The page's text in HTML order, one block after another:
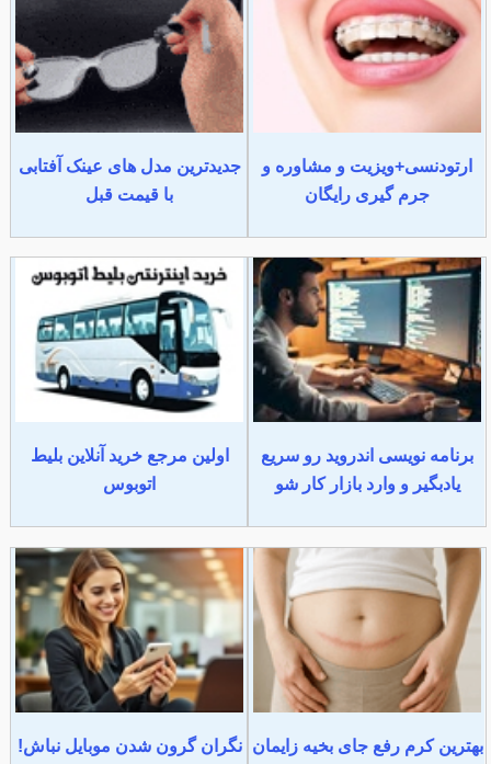
ارتودنسی+ویزیت و مشاوره و
جرم گیری رایگان
جدیدترین مدل های عینک آفتابی
با قیمت قبل
برنامه نویسی اندروید رو سریع
یادبگیر و وارد بازار کار شو
اولین مرجع خرید آنلاین بلیط
اتوبوس
بهترین کرم رفع جای بخیه زایمان نگران گرون شدن موبایل نباش!